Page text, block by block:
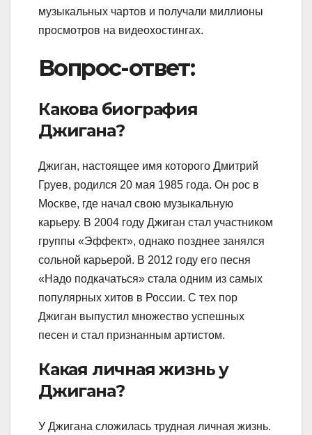
музыкальных чартов и получали миллионы
просмотров на видеохостингах.
Вопрос-ответ:
Какова биография
Джигана?
Джиган, настоящее имя которого Дмитрий
Груев, родился 20 мая 1985 года. Он рос в
Москве, где начал свою музыкальную
карьеру. В 2004 году Джиган стал участником
группы «Эффект», однако позднее занялся
сольной карьерой. В 2012 году его песня
«Надо подкачаться» стала одним из самых
популярных хитов в России. С тех пор
Джиган выпустил множество успешных
песен и стал признанным артистом.
Какая личная жизнь у
Джигана?
У Джигана сложилась трудная личная жизнь.